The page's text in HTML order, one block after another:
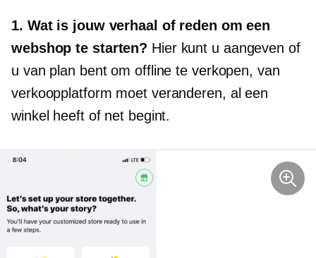
1. Wat is jouw verhaal of reden om een ​​
webshop te starten? Hier kunt u aangeven of
u van plan bent om offline te verkopen, van
verkoopplatform moet veranderen, al een
winkel heeft of net begint.